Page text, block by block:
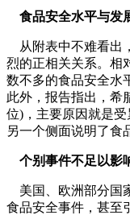
食品安全水平与发
从附表中不难看出
烈的正相关关系。相
数不多的食品安全水
此外，报告指出，希
位)，主要原因就是受
另一个侧面说明了食
个别事件不足以影
美国、欧洲部分国
食品安全事件，甚至